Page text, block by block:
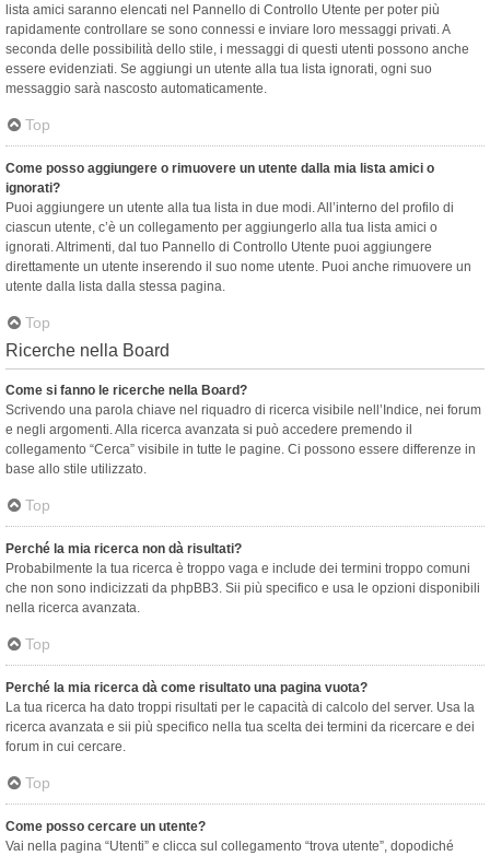
lista amici saranno elencati nel Pannello di Controllo Utente per poter più
rapidamente controllare se sono connessi e inviare loro messaggi privati. A
seconda delle possibilità dello stile, i messaggi di questi utenti possono anche
essere evidenziati. Se aggiungi un utente alla tua lista ignorati, ogni suo
messaggio sarà nascosto automaticamente.
Top
Come posso aggiungere o rimuovere un utente dalla mia lista amici o
ignorati?
Puoi aggiungere un utente alla tua lista in due modi. All’interno del profilo di
ciascun utente, c’è un collegamento per aggiungerlo alla tua lista amici o
ignorati. Altrimenti, dal tuo Pannello di Controllo Utente puoi aggiungere
direttamente un utente inserendo il suo nome utente. Puoi anche rimuovere un
utente dalla lista dalla stessa pagina.
Top
Ricerche nella Board
Come si fanno le ricerche nella Board?
Scrivendo una parola chiave nel riquadro di ricerca visibile nell’Indice, nei forum
e negli argomenti. Alla ricerca avanzata si può accedere premendo il
collegamento “Cerca” visibile in tutte le pagine. Ci possono essere differenze in
base allo stile utilizzato.
Top
Perché la mia ricerca non dà risultati?
Probabilmente la tua ricerca è troppo vaga e include dei termini troppo comuni
che non sono indicizzati da phpBB3. Sii più specifico e usa le opzioni disponibili
nella ricerca avanzata.
Top
Perché la mia ricerca dà come risultato una pagina vuota?
La tua ricerca ha dato troppi risultati per le capacità di calcolo del server. Usa la
ricerca avanzata e sii più specifico nella tua scelta dei termini da ricercare e dei
forum in cui cercare.
Top
Come posso cercare un utente?
Vai nella pagina “Utenti” e clicca sul collegamento “trova utente”, dopodiché